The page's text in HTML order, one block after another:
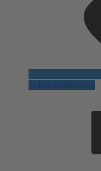
→ Rückrufservice